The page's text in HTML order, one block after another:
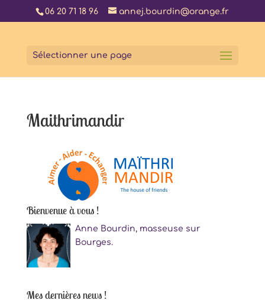
06 20 71 18 96 annej.bourdin@orange.fr
Sélectionner une page
Maithrimandir
Bienvenue à vous !
Anne Bourdin, masseuse sur
Bourges.
Mes dernières news !